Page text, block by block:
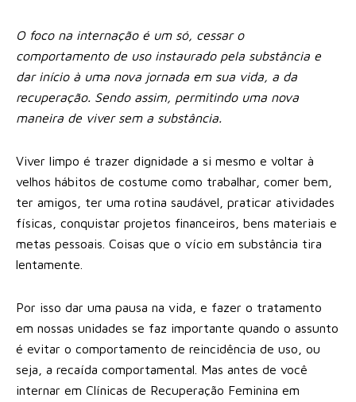
O foco na internação é um só, cessar o
comportamento de uso instaurado pela substância e
dar início à uma nova jornada em sua vida, a da
recuperação. Sendo assim, permitindo uma nova
maneira de viver sem a substância.
Viver limpo é trazer dignidade a si mesmo e voltar à
velhos hábitos de costume como trabalhar, comer bem,
ter amigos, ter uma rotina saudável, praticar atividades
físicas, conquistar projetos financeiros, bens materiais e
metas pessoais. Coisas que o vício em substância tira
lentamente.
Por isso dar uma pausa na vida, e fazer o tratamento
em nossas unidades se faz importante quando o assunto
é evitar o comportamento de reincidência de uso, ou
seja, a recaída comportamental. Mas antes de você
internar em Clínicas de Recuperação Feminina em